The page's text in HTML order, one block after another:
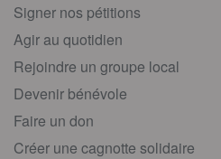
Signer nos pétitions
Agir au quotidien
Rejoindre un groupe local
Devenir bénévole
Faire un don
Créer une cagnotte solidaire